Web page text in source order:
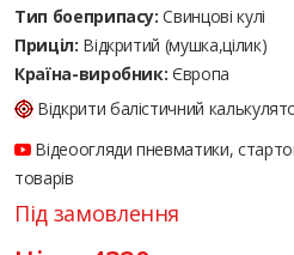
Тип боеприпасу: Cвинцові кулі
Приціл: Відкритий (мушка,цілик)
Країна-виробник: Європа
Відкрити балістичний
Відеоогляди пневматики,
товарів
Під замовлення